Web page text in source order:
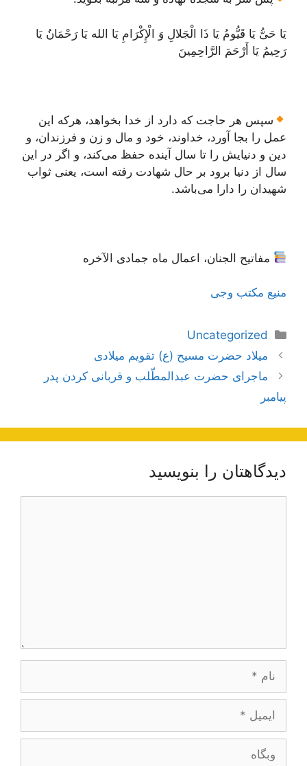
یَا حَیُّ یَا قَیُّومُ یَا ذَا الْجَلالِ وَ الْإِکْرَامِ یَا الله یَا رَحْمَانُ یَا
رَحِیمُ یَا أَرْحَمَ الرَّاحِمِینَ
سپس هر حاجت که دارد از خدا بخواهد، هرکه این
عمل را بجا آورد، خداوند، خود و مال و زن و فرزندان، و
دین و دنیایش را تا سال آینده حفظ می‌کند، و اگر در این
سال از دنیا برود بر حال شهادت رفته است، یعنی ثواب
شهیدان را دارا می‌باشد.
مفاتیح الجنان، اعمال ماه جمادی الآخره
منیع مکتب وجی
دسته‌ها
Uncategorized
ناوبری
نوشته‌ها
میلاد حضرت مسیح (ع) تقویم میلادی
ماجرای حضرت عبدالمطّلب و قربانی کردن پدر
پیامبر
دیدگاهتان را بنویسید
ایمیل
وبگاه